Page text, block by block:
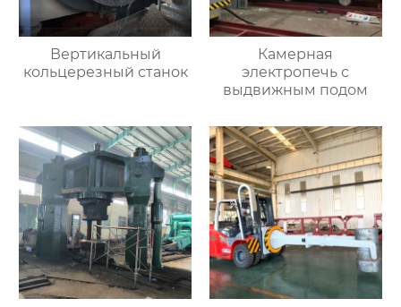
Вертикальный
кольцерезный станок
Камерная
электропечь с
выдвижным подом